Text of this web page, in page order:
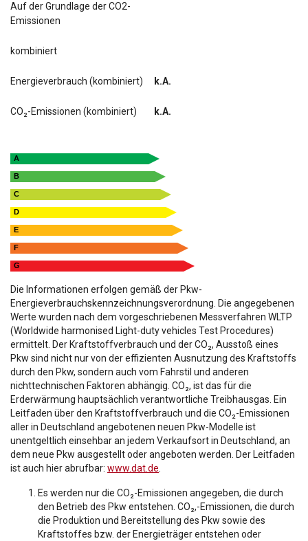
Auf der Grundlage der CO2-
Emissionen
kombiniert
Energieverbrauch (kombiniert) k.A.
CO₂-Emissionen (kombiniert) k.A.
A
B
C
D
E
F
G
Die Informationen erfolgen gemäß der Pkw-
Energieverbrauchskennzeichnungsverordnung. Die angegebenen
Werte wurden nach dem vorgeschriebenen Messverfahren WLTP
(Worldwide harmonised Light-duty vehicles Test Procedures)
ermittelt. Der Kraftstoffverbrauch und der CO₂, Ausstoß eines
Pkw sind nicht nur von der effizienten Ausnutzung des Kraftstoffs
durch den Pkw, sondern auch vom Fahrstil und anderen
nichttechnischen Faktoren abhängig. CO₂, ist das für die
Erderwärmung hauptsächlich verantwortliche Treibhausgas. Ein
Leitfaden über den Kraftstoffverbrauch und die CO₂-Emissionen
aller in Deutschland angebotenen neuen Pkw-Modelle ist
unentgeltlich einsehbar an jedem Verkaufsort in Deutschland, an
dem neue Pkw ausgestellt oder angeboten werden. Der Leitfaden
ist auch hier abrufbar: www.dat.de.
Es werden nur die CO₂-Emissionen angegeben, die durch
den Betrieb des Pkw entstehen. CO₂,-Emissionen, die durch
die Produktion und Bereitstellung des Pkw sowie des
Kraftstoffes bzw. der Energieträger entstehen oder